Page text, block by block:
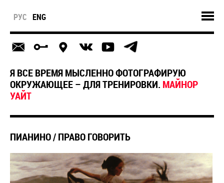
РУС ENG
Я ВСЕ ВРЕМЯ МЫСЛЕННО ФОТОГРАФИРУЮ
ОКРУЖАЮЩЕЕ – ДЛЯ ТРЕНИРОВКИ. МАЙНОР
УАЙТ
ПИАНИНО / ПРАВО ГОВОРИТЬ